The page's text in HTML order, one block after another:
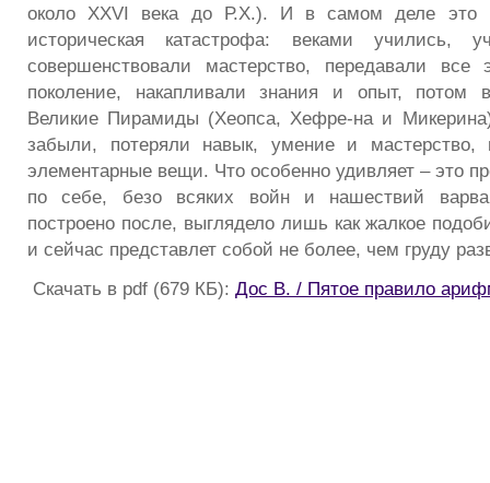
около XXVI века до Р.Х.). И в самом деле это
историческая катастрофа: веками учились,
совершенствовали мастерство, передавали
поколение, накапливали знания и опыт, потом
Великие Пирамиды (Хеопса, Хефре-на и
забыли, потеряли навык, умение и мастерство,
элементарные вещи. Что особенно удивляет – это
по себе, безо всяких войн и нашествий
построено после, выглядело лишь как жалкое
и сейчас представлет собой не более, чем груду
Скачать в pdf (679 КБ): Дос В. / Пятое правило